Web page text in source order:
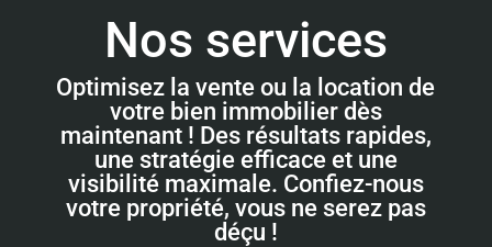
Nos services
Optimisez la vente ou la location de
votre bien immobilier dès
maintenant ! Des résultats rapides,
une stratégie efficace et une
visibilité maximale. Confiez-nous
votre propriété, vous ne serez pas
déçu !